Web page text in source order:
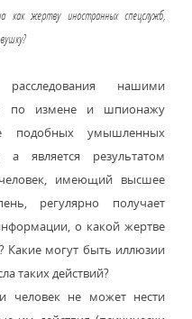
жертву иностранных спецслужб,
нашими
по измене и шпионажу
подобных умышленных
а является результатом
имеющий высшее
регулярно получает
о какой жертве
Какие могут быть иллюзии
таких действий?
человек не может нести